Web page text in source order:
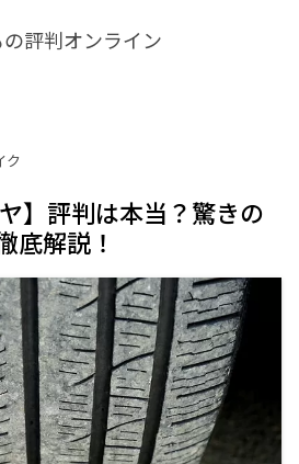
の評判オンライン
ク
】評判は本当？驚きの
底解説！